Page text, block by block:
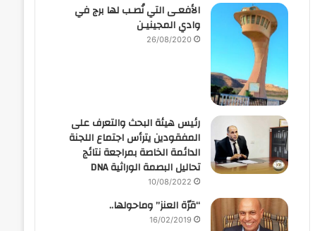
الأفعـى التي نُصـب لها برج في
وادي المجينيـن
26/08/2020
رئيس هيئة البحث والتعرف على
المفقودين يترأس اجتماع اللجنة
الدائمة الخاصة بمراجعة نتائج
تحاليل البصمة الوراثية DNA
10/08/2022
“قرّة العنز” وماحولها..
16/02/2019